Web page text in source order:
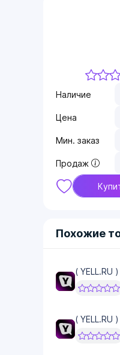
Наличие
Цена
Мин. заказ
Продаж
Похожие
(
(